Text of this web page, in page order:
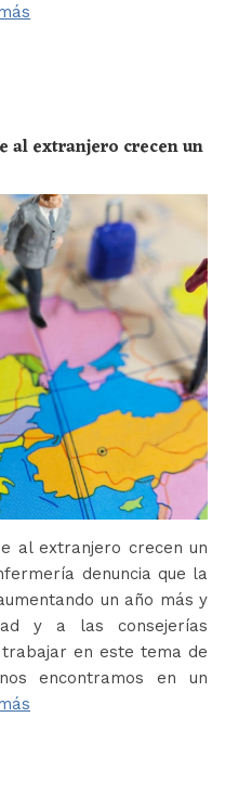
al extranjero crecen un
al extranjero crecen un
denuncia que la
un año más y
y a las consejerías
en este tema de
encontramos en un